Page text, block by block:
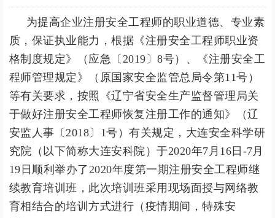
为提高企业注册安全工程师的职业道德、专业素
质，保证执业能力，根据《注册安全工程师职业资
格制度规定》（应急〔2019〕8号）、《注册安全工
程师管理规定》（原国家安全监管总局令第11号）
等有关要求，按照《辽宁省安全生产监督管理局关
于做好注册安全工程师恢复注册工作的通知》（辽
安监人事〔2018〕1号）有关规定，大连安全科学研
究院（以下简称大连安科院）于2020年7月16日-7月
19日顺利举办了2020年度第一期注册安全工程师继
续教育培训班，此次培训班采用现场面授与网络教
育相结合的培训方式进行（疫情期间，特殊安